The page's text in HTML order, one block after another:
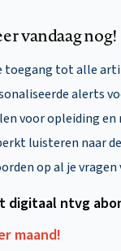
vandaag nog!
toegang tot alle
alerts
voor opleiding
luisteren naar
op al je vragen
digitaal ntvg
maand!